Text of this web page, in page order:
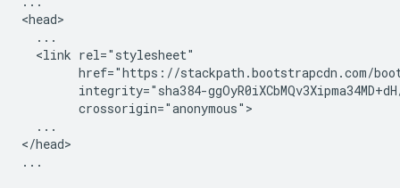
<head>
  ...
  <link rel="stylesheet"
href="https://stackpath.bootstrapcdn.com/
integrity="sha384-
        crossorigin="anonymous">
  ...
</head>